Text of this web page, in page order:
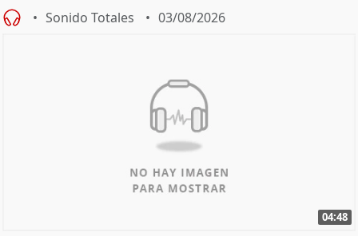
Sonido Totales 03/08/2026
04:48